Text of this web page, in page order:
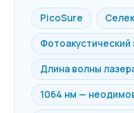
PicoSure
Длина волны
1064 нм —